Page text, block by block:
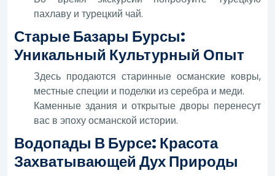
пахлаву и турецкий чай.
Старые Базары Бурсы:
Уникальный Культурный Опыт
Здесь продаются старинные османские ковры,
местные специи и поделки из серебра и меди.
Каменные здания и открытые дворы перенесут
вас в эпоху османской истории.
Водопады В Бурсе: Красота
Захватывающей Дух Природы